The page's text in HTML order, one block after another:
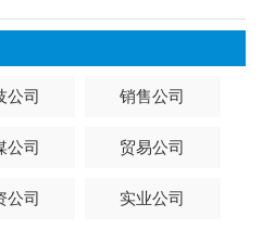
公司 销售公司
公司 贸易公司
公司 实业公司